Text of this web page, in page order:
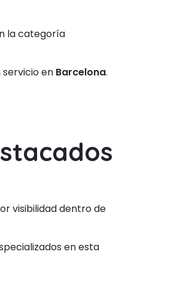
la categoría
en Barcelona.
visibilidad dentro de
en esta